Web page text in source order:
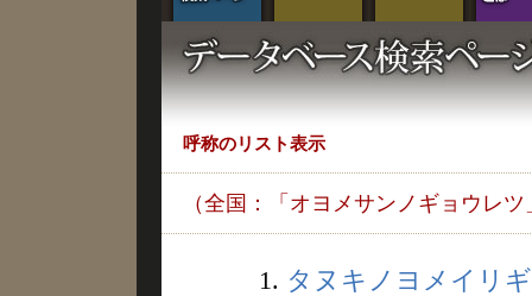
呼称のリスト表示
（全国：「オヨメサンノギョウレ
1. タヌキノヨメイリ